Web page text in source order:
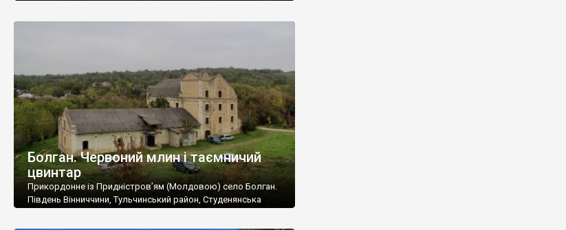
Болган. Червоний млин і таємничий
цвинтар
Прикордонне із Придністров’ям (Молдовою) село Болган.
Південь Вінниччини, Тульчинський район, Студенянська